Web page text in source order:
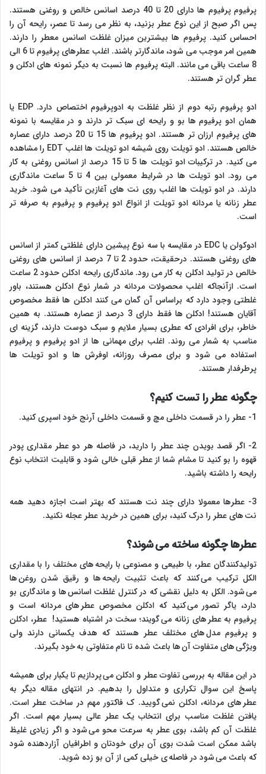
پرفیوم پرفیوم ها دارای 20 تا 40 درصد اسانس خالص و روغنی هستند.
پس اگر صبح از این نوع عطر بزنید، به نظر می رسد تا عصر، رایحه آن را
احساس کنید. پرفیوم ها بیشترین میزان غلظت اسانس معطر را دارند.
همین امر موجب می شود، ماندگارتر باشند. اغلب عطرهای پرفیوم تا 6 الی
8 ساعت باقی می مانند. البته پرفیوم ها نسبت به دیگر نمونه های ادکلن و
عطر گران تر هستند.
ادو پرفیوم رتبه دوم از نظر غلظت به ادوپرفیوم اختصاص دارد. EDP یا
همان ادو پرفیوم ها بو و رایحه ای سبک تر دارند و در مقایسه با نمونه
های پرفیوم ارزان تر هستند. ادو پرفیوم ها 15 تا 20 درصد دارای عصاره
خالص هستند. ادو تویلت روی شیشه ادو تویلت ها اغلب EDT را مشاهده
می کنید. در ترکیبات ادو تویلت ها 5 تا 15 درصد از اسانس روغنی به کار
می رود. ادو تویلت ها در شرایط معمولی بین 4 تا 5 ساعت ماندگاری
دارند. در ادو تویلت ها اغلب روی نت های آغازین تأکید می شود. خرید
عطر زنانه یا مردانه ادو تویلت از انواع ادو پرفیوم و پرفیوم به صرفه تر
است.
ادوکولن یا EDC در مقایسه با سه نوع پیشین دارای غلظتی کمتر از اسانس
های روغنی هستند. درحقیقت، حدود 2 تا 7 درصد از اسانس های روغنی
خالص در تولید ادکلن به کار می رود. ماندگاری رایحه ادکلن حدود 2 ساعت
است. ازآنجاکه اغلب محصولات مردانه در شمار نوع ادکلن هستند، باور
غلطتی وجود دارد که براساس آن گمان می کنند ادکلن ها فقط مخصوص
آقایان هستند! ادکلن ها فقط دارای 3 درصد از عصاره هستند. به همین
خاطر، برای افرادی که عطری بسیار ملایم و سبک دوست دارند، گزینه ای
مناسب به شمار می روند. اغلب برای مهمانی ها از ادو پرفیوم و پرفیوم
استفاده می شود و برای مصرف روزانه، اوفرش ها و ادو تویلت ها
پرطرفدار هستند.
چگونه عطر را تست کنیم؟
1- عطر را در قسمت داخلی مچ و قسمت داخلی آرنج خود اسپری کنید.
2- اگر قصد بویدن چند عطر را دارید، در فاصله هر دو عطر مقداری پودر
قهوه را بو کنید تا مشام شما از عطر قبلی خالی شود و قابلیت انتخاب نوع
رایحه را داشته باشید.
3- عطرها معمولا دارای چند نت هستند که بهتر است اجازه دهید همه
نت های عطر را درک کنید، برای همین در خرید عطر عجله نکنید.
عطرها چگونه ساخته می شوند؟
تولیدکنندگان عطر، با طبیعی و مصنوعی با رایحه های مختلف را با مقداری
الکل ترکیب می کنند که باعث تثبیت رایحه ها و رقیق شدن روغن ها
می شود. الکل به دلیل نقشی که در کنترل غلظت اسانس ها و ماندگاری بو
دارد، یاگر تصور می کنید که ادکلن مخصوص عطر های مردانه است و
پرفیوم به عطر های زنانه می گویند؛ سخت در اشتباه هستید! عطر، ادکلن
و پرفیوم مدل های مختلف عطر هستند که هدف یکسانی دارند ولی
ویژگی های متفاوت آن ها باعث شده تا نام متفاوتی به خود بگیرند.
در این مقاله به بررسی تفاوت عطر و ادکلن می پردازیم تا یکبار برای همیشه
پاسخ این سوال تکراری و متداول را بدهیم. در انتهای مقاله دیگر به
عطر های مردانه، ادکلن نمی گویید. ک فاکتور مهم در ساخت عطر است.
یافتن غلظت مناسب برای انتخاب یک عطر عالی بسیار مهم است. اگر
غلظت آن کم باشد، بوی عطر به سرعت محو می شود و اگر زیادی غلیظ
باشد ممکن است شدت بوی آن برای خودتان و اطرافیان آزاردهنده شود
که باعث می شود در فاصله ی خیلی کمی از آن بو زده شوید.